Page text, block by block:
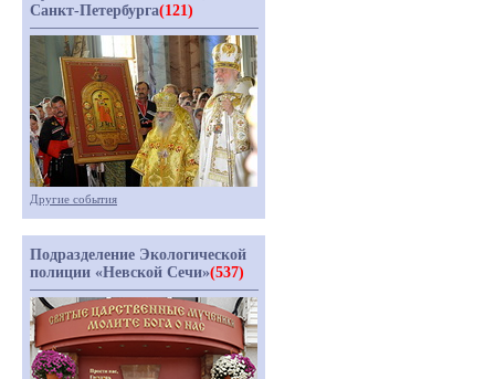
Санкт-Петербурга(121)
Другие события
Подразделение Экологической
полиции «Невской Сечи»(537)